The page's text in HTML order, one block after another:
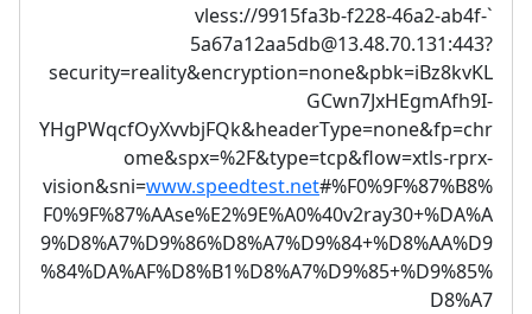
`vless://
9915fa3b-f228-46a2-ab4f-
5a67a12aa5db@13.48.70.131:443?
security=reality&encryption=none&pbk=iBz8kvKL
GCwn7JxHEgmAfh9I-
YHgPWqcfOyXvvbjFQk&headerType=none&fp=chr
ome&spx=%2F&type=tcp&flow=xtls-rprx-
vision&sni=www.speedtest.net#%F0%9F%87%B8%
F0%9F%87%AAse%E2%9E%A0%40v2ray30+%DA%A
9%D8%A7%D9%86%D8%A7%D9%84+%D8%AA%D9
%84%DA%AF%D8%B1%D8%A7%D9%85+%D9%85%
D8%A7